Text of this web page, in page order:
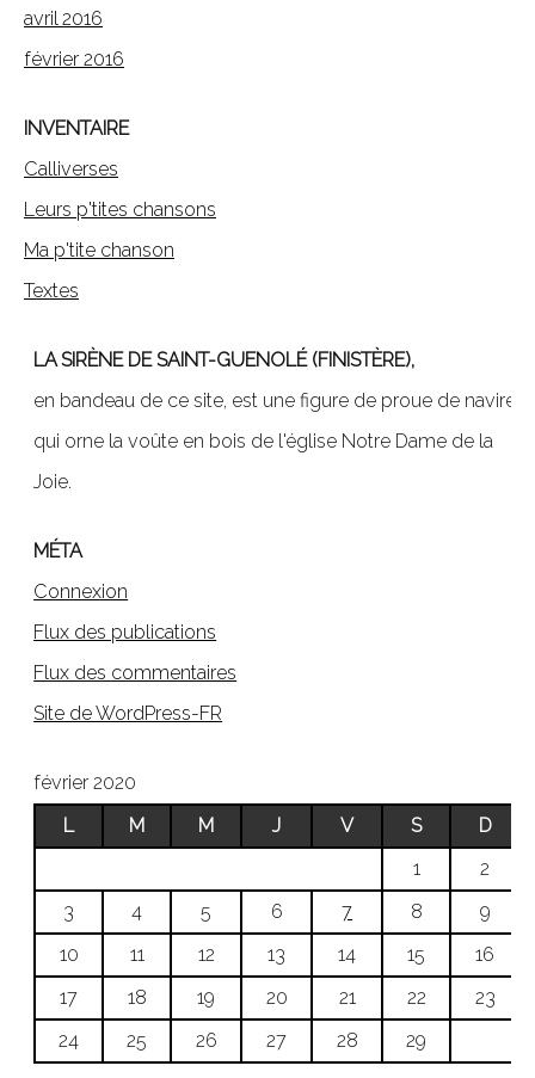
avril 2016
février 2016
INVENTAIRE
Calliverses
Leurs p'tites chansons
Ma p'tite chanson
Textes
LA SIRÈNE DE SAINT-GUENOLÉ (FINISTÈRE),
en bandeau de ce site, est une figure de proue de navire,
qui orne la voûte en bois de l'église Notre Dame de la
Joie.
MÉTA
Connexion
Flux des publications
Flux des commentaires
Site de WordPress-FR
février 2020
L
M M J V S
D
1
2
3
4 5 6 7 8
9
10
11 12 13 14 15
16
17
18 19 20 21 22
23
24
25 26 27 28 29